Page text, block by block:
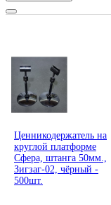
Ценникодержатель на
круглой платформе
Сфера, штанга 50мм.,
Зигзаг-02, чёрный -
500шт.